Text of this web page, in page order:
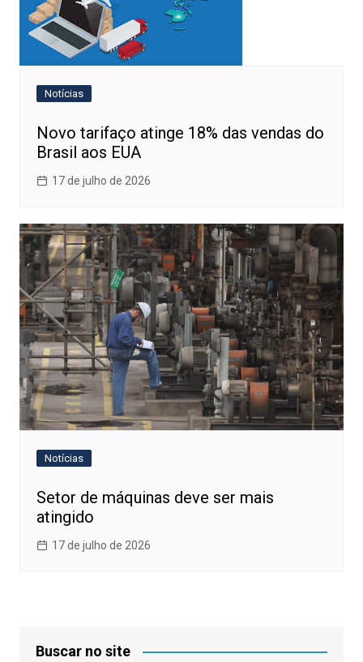
Notícias
Novo tarifaço atinge 18% das vendas do
Brasil aos EUA
17 de julho de 2026
Notícias
Setor de máquinas deve ser mais
atingido
17 de julho de 2026
Buscar no site